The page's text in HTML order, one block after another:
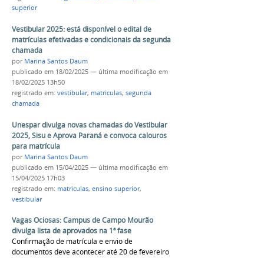
superior
Vestibular 2025: está disponível o edital de
matrículas efetivadas e condicionais da segunda
chamada
por Marina Santos Daum
publicado em 18/02/2025 — última modificação em
18/02/2025 13h50
registrado em: vestibular, matriculas, segunda
chamada
Unespar divulga novas chamadas do Vestibular
2025, Sisu e Aprova Paraná e convoca calouros
para matrícula
por Marina Santos Daum
publicado em 15/04/2025 — última modificação em
15/04/2025 17h03
registrado em: matriculas, ensino superior,
vestibular
Vagas Ociosas: Campus de Campo Mourão
divulga lista de aprovados na 1ª fase
Confirmação de matrícula e envio de
documentos deve acontecer até 20 de fevereiro